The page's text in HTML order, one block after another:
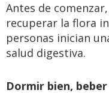
Antes de
recuperar la flora
personas inician
salud digestiva.
Dormir bien,